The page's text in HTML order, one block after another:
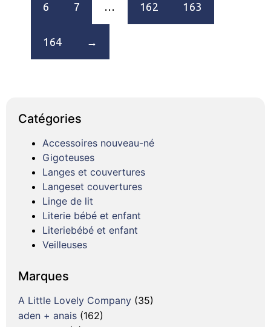
6 7 … 162 163
164 →
Catégories
Accessoires nouveau-né
Gigoteuses
Langes et couvertures
Langeset couvertures
Linge de lit
Literie bébé et enfant
Literiebébé et enfant
Veilleuses
Marques
A Little Lovely Company (35)
aden + anais (162)